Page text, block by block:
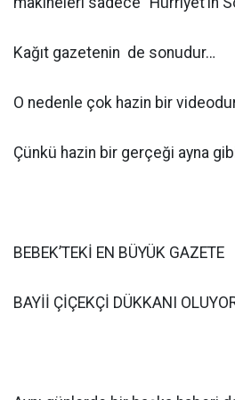
Kağıt gazetenin de sonudur…
O nedenle çok hazin bir
Çünkü hazin bir gerçeği ayna
BEBEK’TEKİ EN BÜYÜK GAZETE
BAYİİ ÇİÇEKÇİ DÜKKANI